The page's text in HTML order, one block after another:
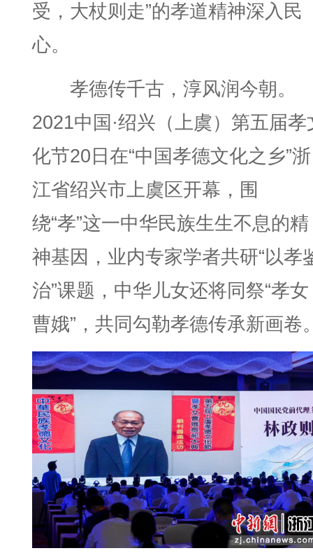
受，大杖则走”的孝道精神深入民
心。
孝德传千古，淳风润今朝。
2021中国·绍兴（上虞）第五届孝
化节20日在“中国孝德文化之乡”浙
江省绍兴市上虞区开幕，围
绕“孝”这一中华民族生生不息的精
神基因，业内专家学者共研“以孝
治”课题，中华儿女还将同祭“孝女
曹娥”，共同勾勒孝德传承新画卷